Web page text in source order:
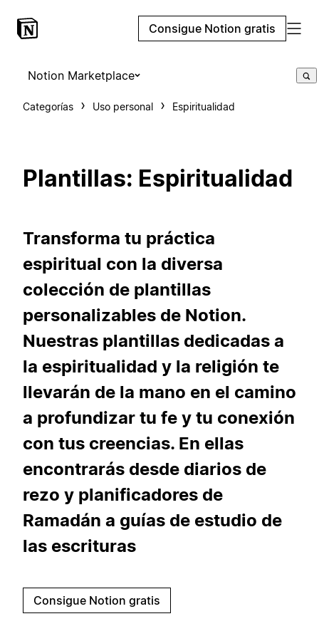
Consigue Notion gratis
Notion Marketplace
Categorías Uso personal Espiritualidad
Plantillas: Espiritualidad
Transforma tu práctica
espiritual con la diversa
colección de plantillas
personalizables de Notion.
Nuestras plantillas dedicadas a
la espiritualidad y la religión te
llevarán de la mano en el camino
a profundizar tu fe y tu conexión
con tus creencias. En ellas
encontrarás desde diarios de
rezo y planificadores de
Ramadán a guías de estudio de
las escrituras
Consigue Notion gratis